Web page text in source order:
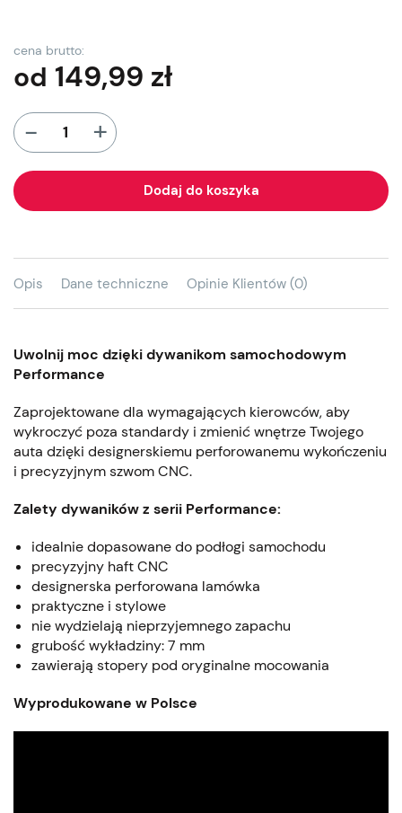
cena brutto:
od 149,99 zł
- +
Dodaj do koszyka
Opis Dane techniczne Opinie Klientów (0)
Uwolnij moc dzięki dywanikom samochodowym
Performance
Zaprojektowane dla wymagających kierowców, aby
wykroczyć poza standardy i zmienić wnętrze Twojego
auta dzięki designerskiemu perforowanemu wykończeniu
i precyzyjnym szwom CNC.
Zalety dywaników z serii Performance:
idealnie dopasowane do podłogi samochodu
precyzyjny haft CNC
designerska perforowana lamówka
praktyczne i stylowe
nie wydzielają nieprzyjemnego zapachu
grubość wykładziny: 7 mm
zawierają stopery pod oryginalne mocowania
Wyprodukowane w Polsce